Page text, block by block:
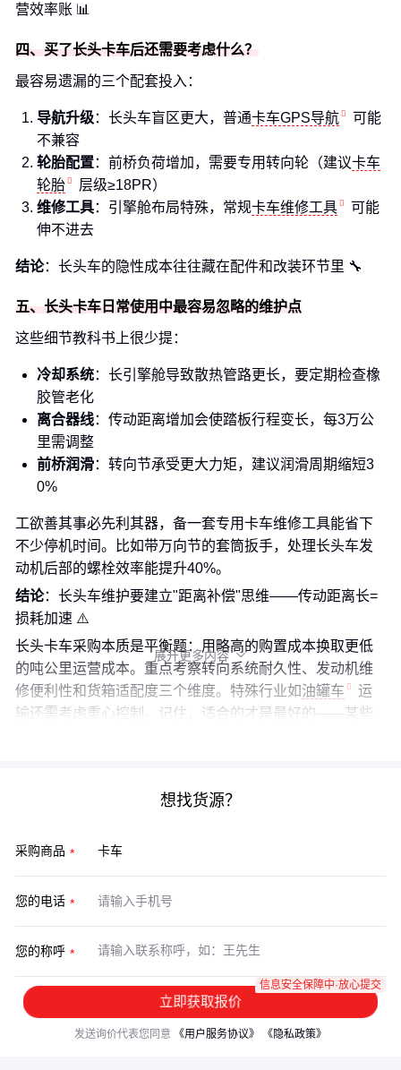
营效率账 📊
四、买了长头卡车后还需要考虑什么？
最容易遗漏的三个配套投入：
导航升级：长头车盲区更大，普通卡车GPS导航
可能
不兼容
轮胎配置：前桥负荷增加，需要专用转向轮（建议卡车
轮胎
层级≥18PR）
维修工具：引擎舱布局特殊，常规卡车维修工具
可能
伸不进去
结论：长头车的隐性成本往往藏在配件和改装环节里 🔧
五、长头卡车日常使用中最容易忽略的维护点
这些细节教科书上很少提：
冷却系统：长引擎舱导致散热管路更长，要定期检查橡
胶管老化
离合器线：传动距离增加会使踏板行程变长，每3万公
里需调整
前桥润滑：转向节承受更大力矩，建议润滑周期缩短3
0%
工欲善其事必先利其器，备一套专用卡车维修工具能省下
不少停机时间。比如带万向节的套筒扳手，处理长头车发
动机后部的螺栓效率能提升40%。
结论：长头车维护要建立"距离补偿"思维——传动距离长=
损耗加速 ⚠️
长头卡车采购本质是平衡题：用略高的购置成本换取更低
的吨公里运营成本。重点考察转向系统耐久性、发动机维
修便利性和货箱适配度三个维度。特殊行业如油罐车
运
输还需考虑重心控制。记住，适合的才是最好的——某些
展开更多内容 
想找货源？
采购商品
您的电话
您的称呼
立即获取报价
信息安全保障中·放心提交
发送询价代表您同意 《用户服务协议》 《隐私政策》